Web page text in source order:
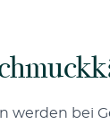
werden bei